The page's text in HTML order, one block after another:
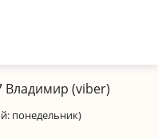
Владимир (viber)
понедельник)